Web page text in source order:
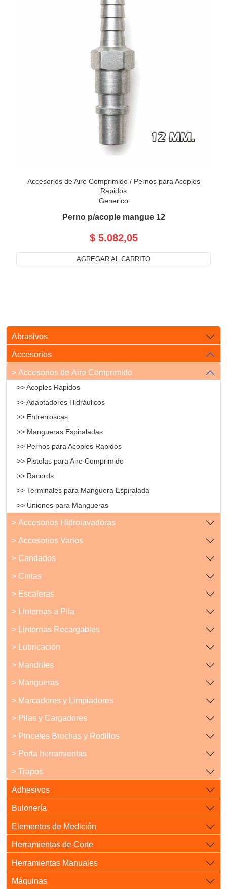
Abrasivos
Accesorios
> Accesorios de Aire Comprimido
>> Acoples Rapidos
>> Adaptadores Hidráulicos
>> Entrerroscas
>> Mangueras Espiraladas
>> Pernos para Acoples Rapidos
>> Pistolas para Aire Comprimido
>> Racords
>> Terminales para Manguera Espiralada
>> Uniones para Mangueras
> Accesorios Hidrolavadoras
> Accesorios Varios
> Candados
> Cintas
> Escaleras
> Linternas a Pila
> Linternas Recargables
> Lubricación
> Mandriles
> Mangueras
> Marcadores y Limpiadores
> Pilas y Cargadores
> Pinceles Brochas y Rodillos
> Porta herramientas
> Trapos
Adhesivos
Bulonería
Elementos de Medición
Herramientas de Corte
Herramientas Manuales
Máquinas
Accesorios de Aire Comprimido/ Pernos para Acoples
Rapidos
Generico
Perno p/acople mangue 12
$ 5.082,05
AGREGAR AL CARRITO